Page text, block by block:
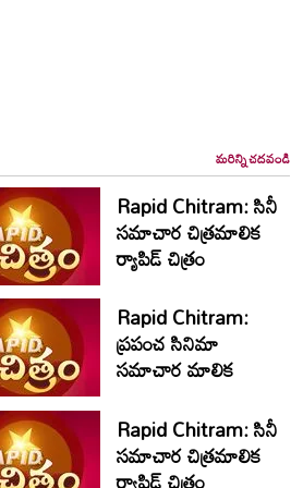
మరిన్ని చదవండి
Rapid Chitram: సినీ
సమాచార చిత్రమాలిక
ర్యాపిడ్‌ చిత్రం
Rapid Chitram:
ప్రపంచ సినిమా
సమాచార మాలిక
Rapid Chitram: సినీ
సమాచార చిత్రమాలిక